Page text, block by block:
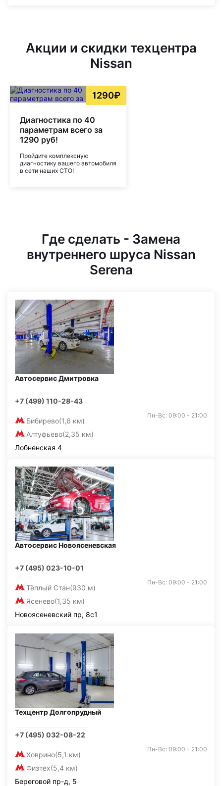
Акции и скидки техцентра
Nissan
1290₽
Диагностика по 40
параметрам всего за
1290 руб!
Пройдите комплексную
диагностику вашего автомобиля
в сети наших СТО!
Где сделать - Замена
внутреннего шруса Nissan
Serena
Автосервис Дмитровка
+7 (499) 110-28-43
Бибирево(1,6 км)
Алтуфьево(2,35 км)
Пн-Вс: 09:00 - 21:00
Лобненская 4
Автосервис Новоясеневская
+7 (495) 023-10-01
Тёплый Стан(930 м)
Ясенево(1,35 км)
Пн-Вс: 09:00 - 21:00
Новоясеневский пр, 8с1
Техцентр Долгопрудный
+7 (495) 032-08-22
Ховрино(5,1 км)
Физтех(5,4 км)
Пн-Вс: 09:00 - 21:00
Береговой пр-д, 5